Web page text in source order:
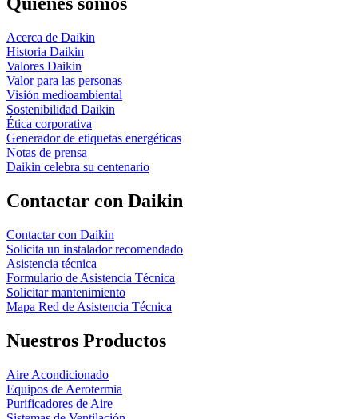
Acerca de Daikin
Historia Daikin
Valores Daikin
Valor para las personas
Visión medioambiental
Sostenibilidad Daikin
Ética corporativa
Generador de etiquetas energéticas
Notas de prensa
Daikin celebra su centenario
Contactar con Daikin
Contactar con Daikin
Solicita un instalador recomendado
Asistencia técnica
Formulario de Asistencia Técnica
Solicitar mantenimiento
Mapa Red de Asistencia Técnica
Nuestros Productos
Aire Acondicionado
Equipos de Aerotermia
Purificadores de Aire